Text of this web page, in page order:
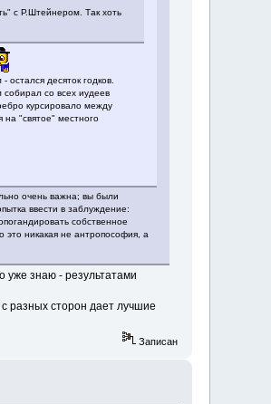
с Р.Штейнером. Так хоть
десяток годков.
со всех иудеев
курсировало между
"святое" местного
очень важна; вы были
ввести в заблуждение:
собственное
никакая не антропософия, а
уже знаю - результатами
разных сторон дает лучшие
Записан